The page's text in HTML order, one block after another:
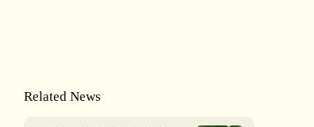
Related News